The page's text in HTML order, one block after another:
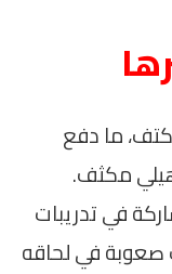
ما دفع
مكثف.
في تدريبات
صعوبة في لحاقه